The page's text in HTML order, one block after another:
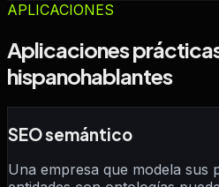
APLICACIONES
Aplicaciones
hispanohablantes
SEO semántico
Una empresa que modela sus